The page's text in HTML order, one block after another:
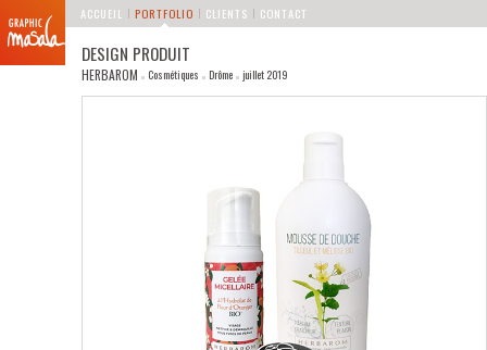
MENU PRINCIPAL
Aller au contenu principal
Aller au contenu secondaire
ACCUEIL PORTFOLIO CLIENTS CONTACT
DESIGN PRODUIT
HERBAROM Cosmétiques Drôme juillet 2019